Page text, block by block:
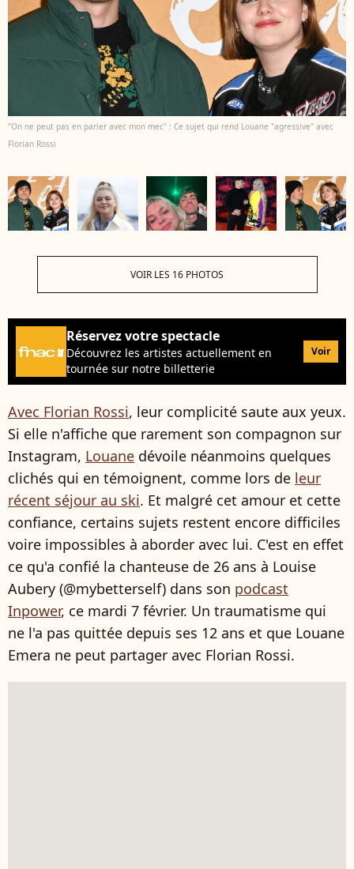
"On ne peut pas en parler avec mon mec" : Ce sujet qui rend Louane "agressive" avec
Florian Rossi
VOIR LES 16 PHOTOS
Réservez votre spectacle
Découvrez les artistes actuellement en
tournée sur notre billetterie
Voir
Avec Florian Rossi, leur complicité saute aux yeux.
Si elle n'affiche que rarement son compagnon sur
Instagram, Louane dévoile néanmoins quelques
clichés qui en témoignent, comme lors de leur
récent séjour au ski. Et malgré cet amour et cette
confiance, certains sujets restent encore difficiles
voire impossibles à aborder avec lui. C'est en effet
ce qu'a confié la chanteuse de 26 ans à Louise
Aubery (@mybetterself) dans son podcast
Inpower, ce mardi 7 février. Un traumatisme qui
ne l'a pas quittée depuis ses 12 ans et que Louane
Emera ne peut partager avec Florian Rossi.